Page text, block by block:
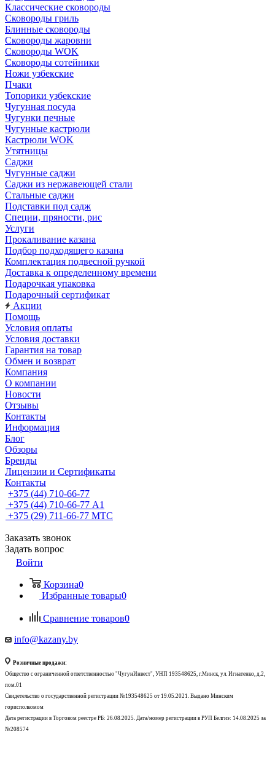
Классические сковороды
Сковороды гриль
Блинные сковороды
Сковороды жаровни
Сковороды WOK
Сковороды сотейники
Ножи узбекские
Пчаки
Топорики узбекские
Чугунная посуда
Чугунки печные
Чугунные кастрюли
Кастрюли WOK
Утятницы
Саджи
Чугунные саджи
Саджи из нержавеющей стали
Стальные саджи
Подставки под садж
Специи, пряности, рис
Услуги
Прокаливание казана
Подбор подходящего казана
Комплектация подвесной ручкой
Доставка к определенному времени
Подарочкая упаковка
Подарочный сертификат
Акции
Помощь
Условия оплаты
Условия доставки
Гарантия на товар
Обмен и возврат
Компания
О компании
Новости
Отзывы
Контакты
Информация
Блог
Обзоры
Бренды
Лицензии и Сертификаты
Контакты
+375 (44) 710-66-77
+375 (44) 710-66-77 А1
+375 (29) 711-66-77 МТС
Заказать звонок
Задать вопрос
Войти
Корзина0
Избранные товары0
Сравнение товаров0
info@kazany.by
Розничные продажи:
Общество с ограниченной ответственностью "ЧугунИнвест", УНП 193548625, г.Минск, ул. Игнатенко, д.2,
пом.01
Свидетельство о государственной регистрации №193548625 от 19.05.2021. Выдано Минским
горисполкомом
Дата регистрации в Торговом реестре РБ: 26.08.2025. Дата/номер регистрации в РУП Белгиэ: 14.08.2025 за
№208574